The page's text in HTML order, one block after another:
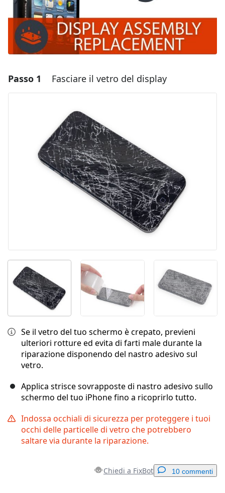
Passo 1 Fasciare il vetro del display
Se il vetro del tuo schermo è crepato, previeni
ulteriori rotture ed evita di farti male durante la
riparazione disponendo del nastro adesivo sul
vetro.
Applica strisce sovrapposte di nastro adesivo sullo
schermo del tuo iPhone fino a ricoprirlo tutto.
Indossa occhiali di sicurezza per proteggere i tuoi
occhi delle particelle di vetro che potrebbero
saltare via durante la riparazione.
Chiedi a FixBot 10 commenti